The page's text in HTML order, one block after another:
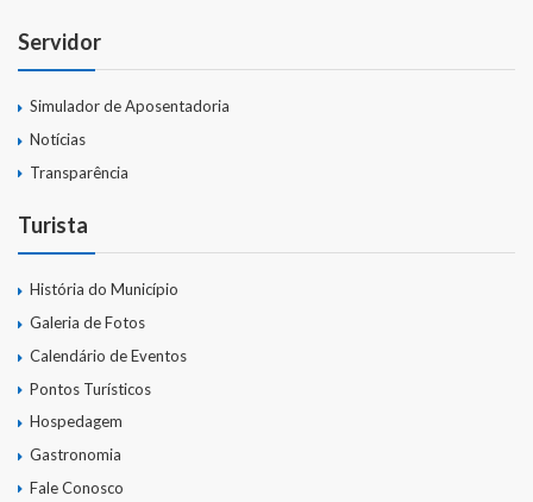
Servidor
Simulador de Aposentadoria
Notícias
Transparência
Turista
História do Município
Galeria de Fotos
Calendário de Eventos
Pontos Turísticos
Hospedagem
Gastronomia
Fale Conosco